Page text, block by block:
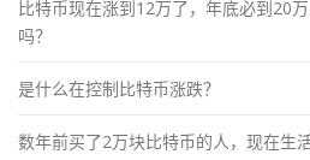
比特币现在涨到12万了，年底必到20
吗？
是什么在控制比特币涨跌？
数年前买了2万块比特币的人，现在生